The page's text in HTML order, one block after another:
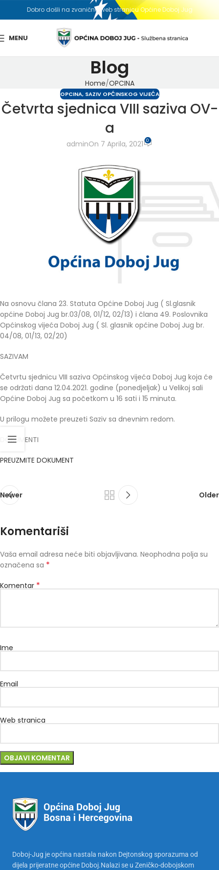
Dobro došli na zvaničnu web stranicu Općine Doboj Jug
MENU
Blog
Home OPCINA
OPCINA, SAZIV OPĆINSKOG VIJEĆA
Četvrta sjednica VIII saziva OV-
a
adminOn 7 Aprila, 2021 0
Na osnovu člana 23. Statuta Općine Doboj Jug ( Sl.glasnik
općine Doboj Jug br.03/08, 01/12, 02/13) i člana 49. Poslovnika
Općinskog vijeća Doboj Jug ( Sl. glasnik općine Doboj Jug br.
04/08, 01/13, 02/20)
SAZIVAM
Četvrtu sjednicu VIII saziva Općinskog vijeća Doboj Jug koja će
se održati dana 12.04.2021. godine (ponedjeljak) u Velikoj sali
Općine Doboj Jug sa početkom u 16 sati i 15 minuta.
U prilogu možete preuzeti Saziv sa dnevnim redom.
DOKUMENTI
PREUZMITE DOKUMENT
Newer Older
Komentariši
Vaša email adresa neće biti objavljivana. Neophodna polja su
označena sa *
Komentar *
Ime
Email
Web stranica
Doboj-Jug je općina nastala nakon Dejtonskog sporazuma od
dijela prijeratne općine Doboj.Nalazi se u Zeničko-dobojskom